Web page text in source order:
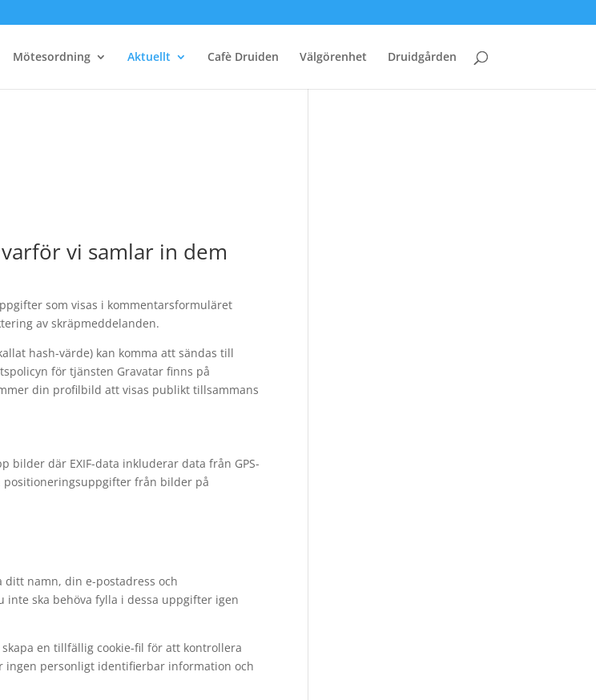
Mötesordning Aktuellt Cafè Druiden Välgörenhet Druidgården
vi samlar in dem
som visas i kommentarsformuläret
av skräpmeddelanden.
hash-värde) kan komma att sändas till
för tjänsten Gravatar finns på
din profilbild att visas publikt tillsammans
där EXIF-data inkluderar data från GPS-
positioneringsuppgifter från bilder på
namn, din e-postadress och
ska behöva fylla i dessa uppgifter igen
en tillfällig cookie-fil för att kontrollera
ingen personligt identifierbar information och